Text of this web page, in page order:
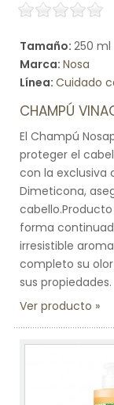
Tamaño: 250 ml
Marca: Nosa
Línea: Cuidado
CHAMPÚ
El Champú
proteger el
con la exclusiva
Dimeticona,
forma
irresistible
completo su
sus propiedades.
Ver producto